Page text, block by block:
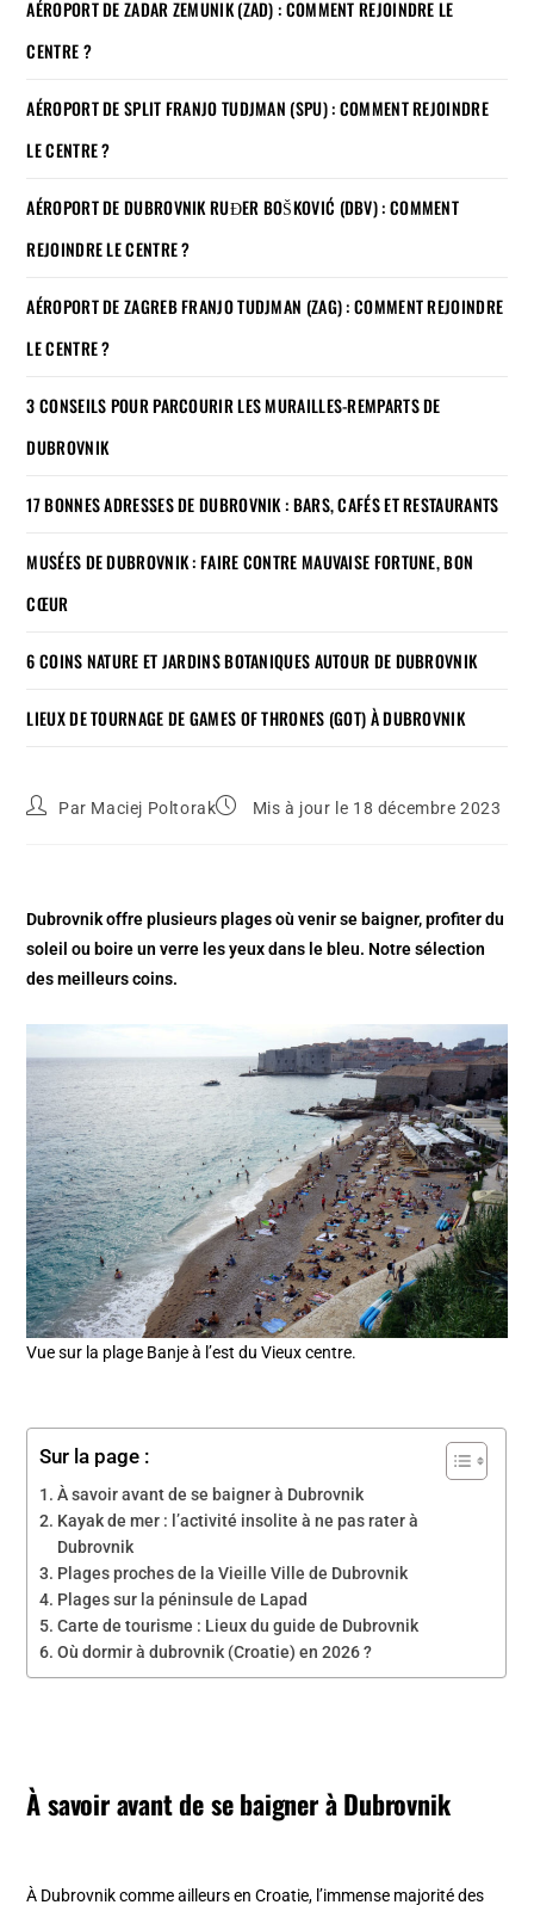
AÉROPORT DE ZADAR ZEMUNIK (ZAD) : COMMENT REJOINDRE LE
CENTRE ?
AÉROPORT DE SPLIT FRANJO TUDJMAN (SPU) : COMMENT REJOINDRE
LE CENTRE ?
AÉROPORT DE DUBROVNIK RUĐER BOŠKOVIĆ (DBV) : COMMENT
REJOINDRE LE CENTRE ?
AÉROPORT DE ZAGREB FRANJO TUDJMAN (ZAG) : COMMENT REJOINDRE
LE CENTRE ?
3 CONSEILS POUR PARCOURIR LES MURAILLES-REMPARTS DE
DUBROVNIK
17 BONNES ADRESSES DE DUBROVNIK : BARS, CAFÉS ET RESTAURANTS
MUSÉES DE DUBROVNIK : FAIRE CONTRE MAUVAISE FORTUNE, BON
CŒUR
6 COINS NATURE ET JARDINS BOTANIQUES AUTOUR DE DUBROVNIK
LIEUX DE TOURNAGE DE GAMES OF THRONES (GOT) À DUBROVNIK
Par Maciej Poltorak Mis à jour le 18 décembre 2023
Dubrovnik offre plusieurs plages où venir se baigner, profiter du
soleil ou boire un verre les yeux dans le bleu. Notre sélection
des meilleurs coins.
Vue sur la plage Banje à l’est du Vieux centre.
Sur la page :
À savoir avant de se baigner à Dubrovnik
Kayak de mer : l’activité insolite à ne pas rater à
Dubrovnik
Plages proches de la Vieille Ville de Dubrovnik
Plages sur la péninsule de Lapad
Carte de tourisme : Lieux du guide de Dubrovnik
Où dormir à dubrovnik (Croatie) en 2026 ?
À savoir avant de se baigner à Dubrovnik
À Dubrovnik comme ailleurs en Croatie, l’immense majorité des